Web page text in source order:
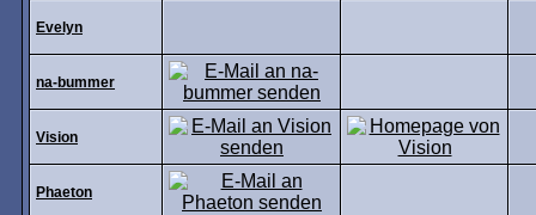
Evelyn
na-bummer
Vision
Phaeton